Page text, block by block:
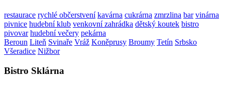
restaurace rychlé občerstvení kavárna cukrárna zmrzlina bar vinárna
pivnice hudební klub venkovní zahrádka dětský koutek bistro
pivovar hudební večery pekárna
Beroun Liteň Svinaře Vráž Koněprusy Broumy Tetín Srbsko
Všeradice Nižbor
Bistro Sklárna